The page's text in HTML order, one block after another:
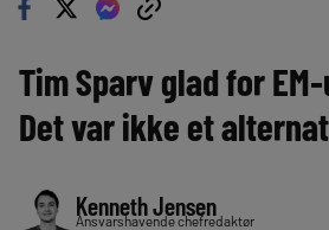
Tim Sparv glad for
Det var ikke et
Kenneth Jensen
Ansvarshavende chefredaktør